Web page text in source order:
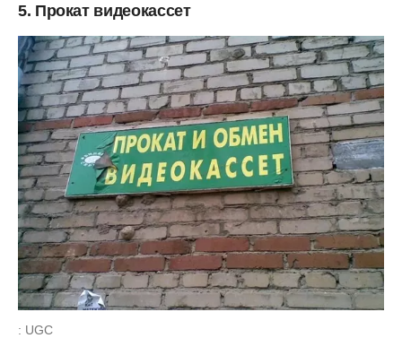
5. Прокат видеокассет
: UGC